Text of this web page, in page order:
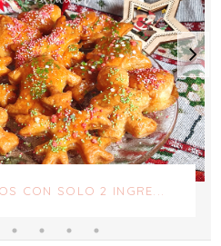
CON SOLO 2 INGRE...